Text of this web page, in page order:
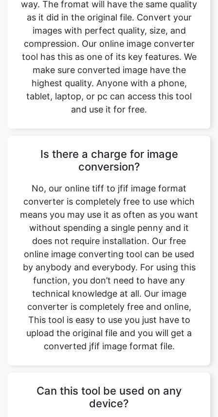
tool has this as one of its key features. We
make sure converted image have the
highest quality. Anyone with a phone,
tablet, laptop, or pc can access this tool
and use it for free.
Is there a charge for image
converter is completely free to use which
means you may use it as often as you want
without spending a single penny and it
does not require installation. Our free
online image converting tool can be used
by anybody and everybody. For using this
function, you don’t need to have any
technical knowledge at all. Our image
converter is completely free and online,
This tool is easy to use you just have to
upload the original file and you will get a
converted jfif image format file.
Can this tool be used on any
free, and easy tool. With this simple tool,
we can easily change the file format. This